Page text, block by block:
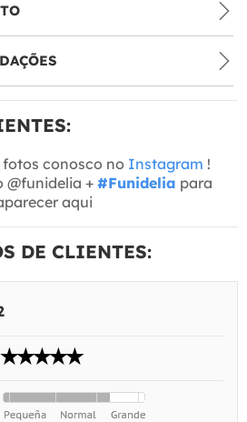
conosco no Instagram !
@funidelia + #Funidelia para
aqui
DE CLIENTES: